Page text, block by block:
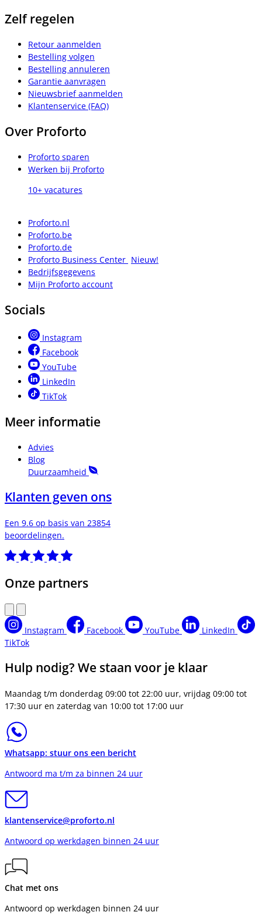
Zelf regelen
Retour aanmelden
Bestelling volgen
Bestelling annuleren
Garantie aanvragen
Nieuwsbrief aanmelden
Klantenservice (FAQ)
Over Proforto
Proforto sparen
Werken bij Proforto
10+ vacatures
Proforto.nl
Proforto.be
Proforto.de
Proforto Business Center Nieuw!
Bedrijfsgegevens
Mijn Proforto account
Socials
Instagram
Facebook
YouTube
LinkedIn
TikTok
Meer informatie
Advies
Blog
Duurzaamheid
Klanten geven ons
Een 9.6 op basis van 23854
beoordelingen.
Onze partners
Instagram Facebook YouTube
LinkedIn
TikTok
Hulp nodig? We staan voor je klaar
Maandag t/m donderdag 09:00 tot 22:00 uur, vrijdag 09:00 tot
17:30 uur en zaterdag van 10:00 tot 17:00 uur
Whatsapp: stuur ons een bericht
Antwoord ma t/m za binnen 24 uur
klantenservice@proforto.nl
Antwoord op werkdagen binnen 24 uur
Chat met ons
Antwoord op werkdagen binnen 24 uur